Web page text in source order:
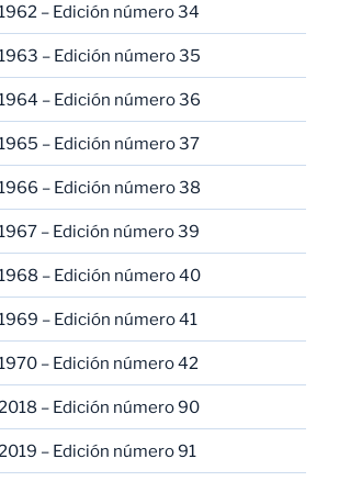
– Edición número 34
– Edición número 35
– Edición número 36
– Edición número 37
– Edición número 38
– Edición número 39
– Edición número 40
– Edición número 41
– Edición número 42
– Edición número 90
– Edición número 91